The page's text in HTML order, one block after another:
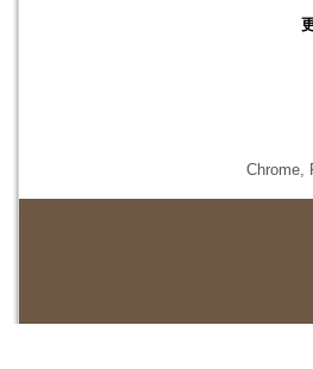
Chrome,